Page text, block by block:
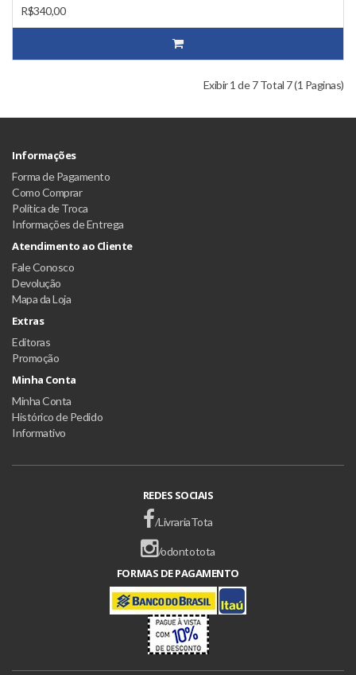
R$340,00
Exibir 1 de 7 Total 7 (1 Paginas)
Informações
Forma de Pagamento
Como Comprar
Política de Troca
Informações de Entrega
Atendimento ao Cliente
Fale Conosco
Devolução
Mapa da Loja
Extras
Editoras
Promoção
Minha Conta
Minha Conta
Histórico de Pedido
Informativo
REDES SOCIAIS
/LivrariaTota
/odontotota
FORMAS DE PAGAMENTO